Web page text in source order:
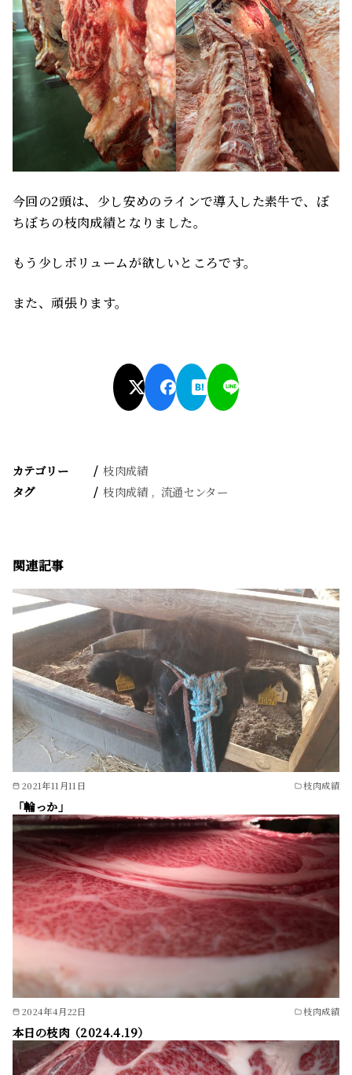
今回の2頭は、少し安めのラインで導入した素牛で、ぼ
ちぼちの枝肉成績となりました。
もう少しボリュームが欲しいところです。
また、頑張ります。
カテゴリー
枝肉成績
タグ
枝肉成績 流通センター
関連記事
2021年11月11日 枝肉成績
「輪っか」
2024年4月22日 枝肉成績
本日の枝肉（2024.4.19）